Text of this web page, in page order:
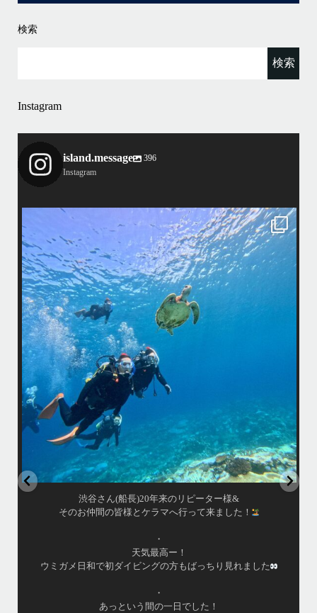
検索
Instagram
island.message
396
Instagram
した
発着の国立公
ノーケリング
island.message
はいさい！
アイランドメッセージです
•
最近投稿できてませんでしたが今シーズンも渡嘉敷島上陸ツア
マ体験ダイビング&シュノーケル班に分かれて毎日海へ行ってお
海が穏やかな日がずーっと続いていてボートダイビングには最
ディションです！
昔よく潜りに来て下さっていたリピーターさんの子供が10才に
で一緒にダイビングデビュー…なんて嬉しいシチュエーション
毎日色々なお客様と楽しくご一緒させて頂いてます
渡嘉敷島の方も夏には珍しい北風つづきのおかげでビーチが穏
はいさい！
アイランドメッセージです
最近投稿できてませんでしたが今シーズンも渡嘉敷島
ツアーとケラマ体験ダイビング&シュノーケル班に分か
毎日海へ行っております
海が穏やかな日がずーっと続いていてボートダイビン
は最高のコンディションです！